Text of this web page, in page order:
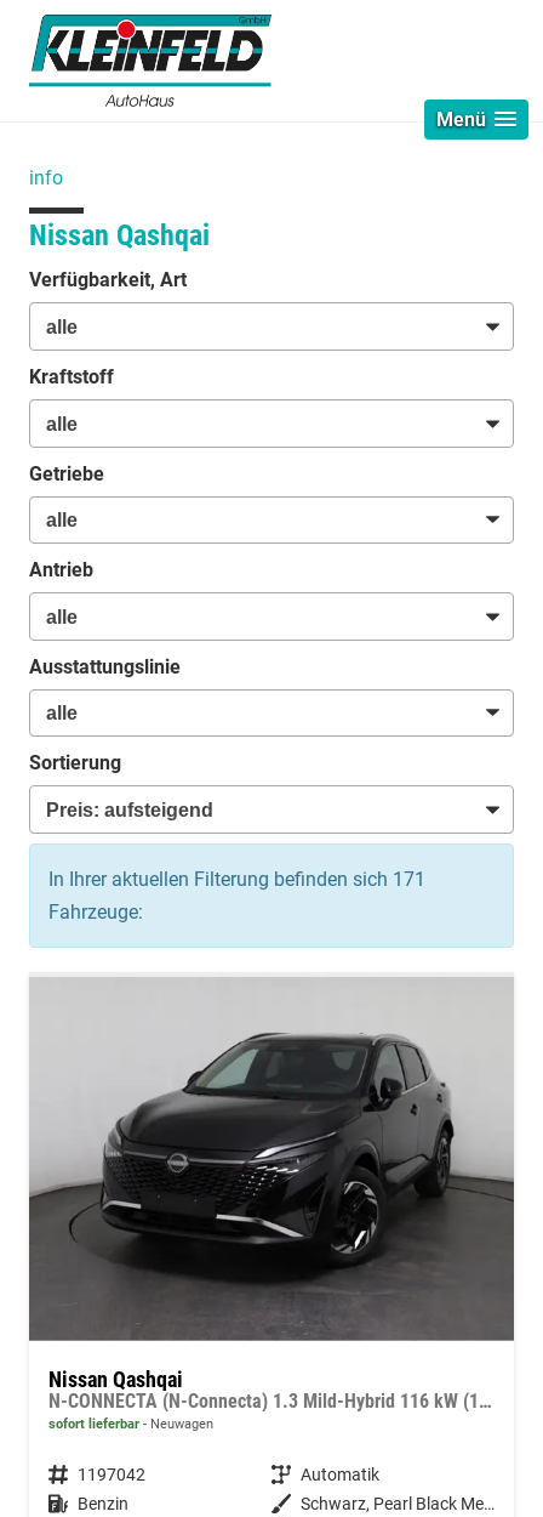
Menü
info
Nissan Qashqai
Verfügbarkeit, Art
Kraftstoff
Getriebe
Antrieb
Ausstattungslinie
Sortierung
In Ihrer aktuellen Filterung befinden sich 171
Fahrzeuge:
Nissan Qashqai
N-CONNECTA (N-Connecta) 1.3 Mild-Hybrid 116 kW (158 PS) X-tronic 2WD
sofort lieferbar Neuwagen
Fahrzeugnummer 1197042 Getriebe Automatik
Kraftstoff Benzin Außenfarbe
Schwarz, Pearl Black Metallic